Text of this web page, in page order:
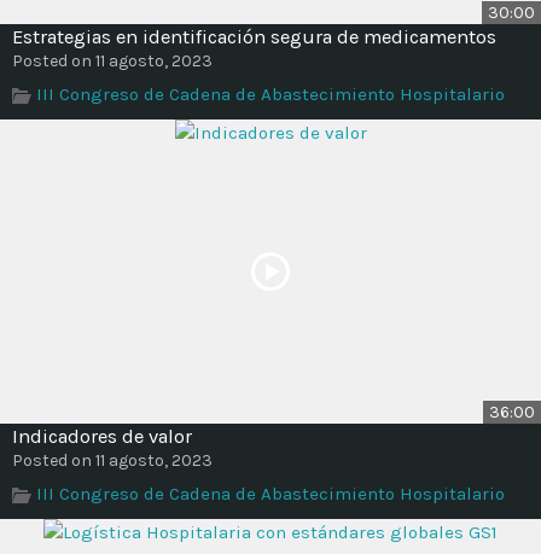
30:00
Estrategias en identificación segura de medicamentos
Posted on 11 agosto, 2023
III Congreso de Cadena de Abastecimiento Hospitalario
36:00
Indicadores de valor
Posted on 11 agosto, 2023
III Congreso de Cadena de Abastecimiento Hospitalario